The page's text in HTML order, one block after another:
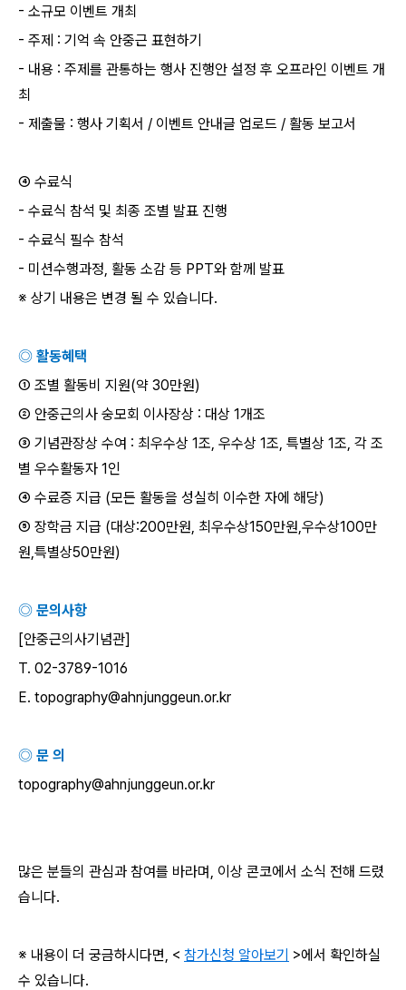
- 소규모 이벤트 개최
- 주제 : 기억 속 안중근 표현하기
- 내용 : 주제를 관통하는 행사 진행안 설정 후 오프라인 이벤트 개
최
- 제출물 : 행사 기획서 / 이벤트 안내글 업로드 / 활동 보고서
④ 수료식
- 수료식 참석 및 최종 조별 발표 진행
- 수료식 필수 참석
- 미션수행과정, 활동 소감 등 PPT와 함께 발표
※ 상기 내용은 변경 될 수 있습니다.
◎ 활동혜택
① 조별 활동비 지원(약 30만원)
② 안중근의사 숭모회 이사장상 : 대상 1개조
③ 기념관장상 수여 : 최우수상 1조, 우수상 1조, 특별상 1조, 각 조
별 우수활동자 1인
④ 수료증 지급 (모든 활동을 성실히 이수한 자에 해당)
⑤ 장학금 지급 (대상:200만원, 최우수상150만원,우수상100만
원,특별상50만원)
◎ 문의사항
[안중근의사기념관]
T. 02-3789-1016
E. topography@ahnjunggeun.or.kr
◎ 문 의
topography@ahnjunggeun.or.kr
많은 분들의 관심과 참여를 바라며, 이상 콘코에서 소식 전해 드렸
습니다.
※ 내용이 더 궁금하시다면, < 참가신청 알아보기 >에서 확인하실
수 있습니다.